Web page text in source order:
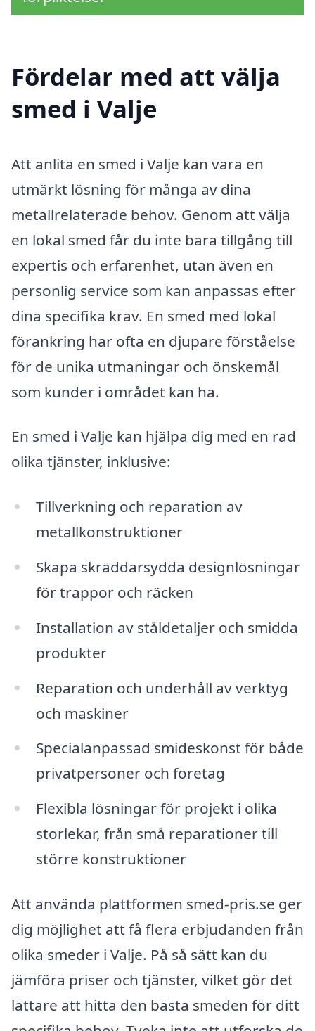
Fördelar med att välja
smed i Valje
Att anlita en smed i Valje kan vara en
utmärkt lösning för många av dina
metallrelaterade behov. Genom att välja
en lokal smed får du inte bara tillgång till
expertis och erfarenhet, utan även en
personlig service som kan anpassas efter
dina specifika krav. En smed med lokal
förankring har ofta en djupare förståelse
för de unika utmaningar och önskemål
som kunder i området kan ha.
En smed i Valje kan hjälpa dig med en rad
olika tjänster, inklusive:
Tillverkning och reparation av
metallkonstruktioner
Skapa skräddarsydda designlösningar
för trappor och räcken
Installation av ståldetaljer och smidda
produkter
Reparation och underhåll av verktyg
och maskiner
Specialanpassad smideskonst för både
privatpersoner och företag
Flexibla lösningar för projekt i olika
storlekar, från små reparationer till
större konstruktioner
Att använda plattformen smed-pris.se ger
dig möjlighet att få flera erbjudanden från
olika smeder i Valje. På så sätt kan du
jämföra priser och tjänster, vilket gör det
lättare att hitta den bästa smeden för ditt